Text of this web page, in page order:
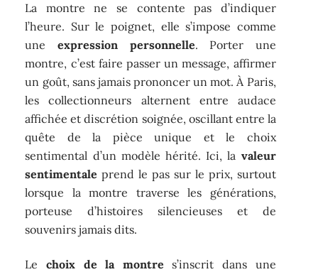
La montre ne se contente pas d’indiquer
l’heure. Sur le poignet, elle s’impose comme
une expression personnelle. Porter une
montre, c’est faire passer un message, affirmer
un goût, sans jamais prononcer un mot. À Paris,
les collectionneurs alternent entre audace
affichée et discrétion soignée, oscillant entre la
quête de la pièce unique et le choix
sentimental d’un modèle hérité. Ici, la valeur
sentimentale prend le pas sur le prix, surtout
lorsque la montre traverse les générations,
porteuse d’histoires silencieuses et de
souvenirs jamais dits.
Le choix de la montre s’inscrit dans une